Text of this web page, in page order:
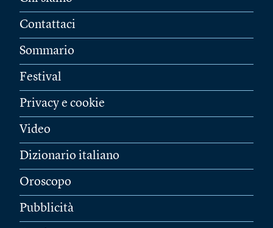
Contattaci
Sommario
Festival
Privacy e cookie
Video
Dizionario italiano
Oroscopo
Pubblicità